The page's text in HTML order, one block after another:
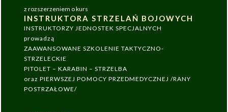
z rozszerzeniem o kurs
INSTRUKTORA STRZELAŃ BOJOWYCH
INSTRUKTORZY JEDNOSTEK SPECJALNYCH
prowadzą
ZAAWANSOWANE SZKOLENIE TAKTYCZNO-
STRZELECKIE
PITOLET – KARABIN – STRZELBA
oraz PIERWSZEJ POMOCY PRZEDMEDYCZNEJ /RANY
POSTRZAŁOWE/